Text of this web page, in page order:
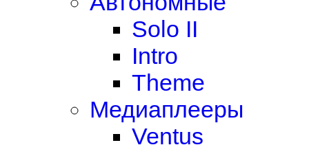
Solo II
Intro
Theme
Медиаплееры
Ventus